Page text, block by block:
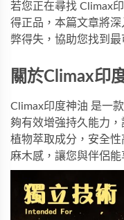
若您正在尋找 Climax
得正品，本篇文章將
弊得失，協助您找到最
關於Climax印
Climax印度神油 是一
夠有效增強持久能力
植物萃取成分，安全
麻木感，讓您與伴侶